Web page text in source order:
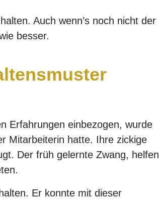
Auch wenn’s noch nicht der
besser.
Erfahrungen einbezogen, wurde
Mitarbeiterin hatte. Ihre zickige
Der früh gelernte Zwang, helfen
Er konnte mit dieser